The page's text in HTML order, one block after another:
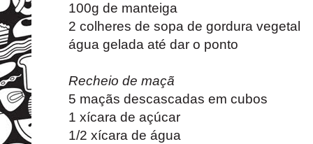
100g de manteiga
2 colheres de sopa de gordura vegetal
água gelada até dar o ponto
Recheio de maçã
5 maçãs descascadas em cubos
1 xícara de açúcar
1/2 xícara de água